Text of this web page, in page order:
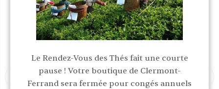
Le Rendez-Vous des Thés fait une courte
pause ! Votre boutique de Clermont-
Ferrand sera fermée pour congés annuels